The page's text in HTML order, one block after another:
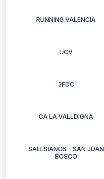
RUNNING VALENCIA
UCV
3FDC
CA LA VALLDIGNA
SALESIANOS - SAN JUAN
BOSCO